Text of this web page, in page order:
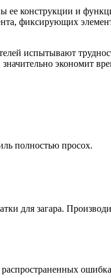
конструкции и
фиксирующих
испытывают
экономит
полностью просох.
для загара.